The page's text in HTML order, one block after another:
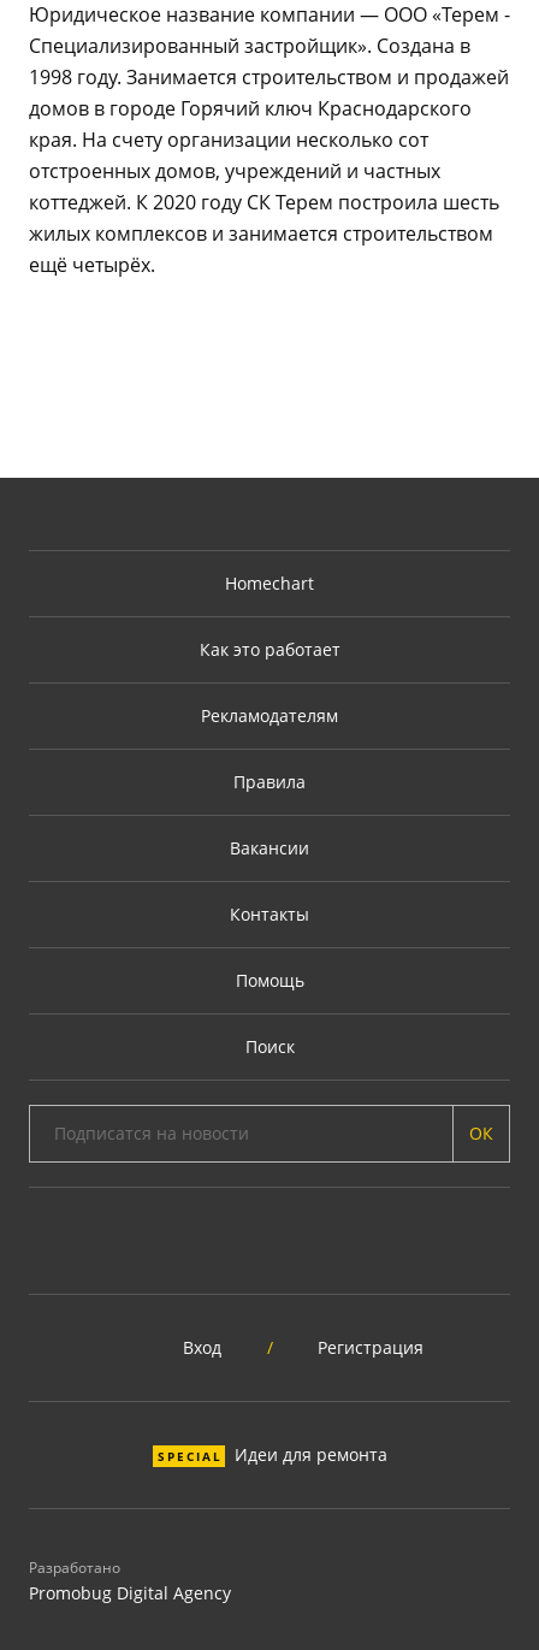
Юридическое название компании — ООО «Терем -
Специализированный застройщик». Создана в
1998 году. Занимается строительством и продажей
домов в городе Горячий ключ Краснодарского
края. На счету организации несколько сот
отстроенных домов, учреждений и частных
коттеджей. К 2020 году СК Терем построила шесть
жилых комплексов и занимается строительством
ещё четырёх.
Homechart
Как это работает
Рекламодателям
Правила
Вакансии
Контакты
Помощь
Поиск
ОК
Вход / Регистрация
SPECIAL Идеи для ремонта
Разработано
Promobug Digital Agency